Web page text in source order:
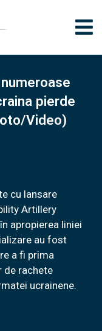
pierde
Video)
cu lansare
Artillery
apropierea liniei
au fost
a fi prima
de rachete
ucrainene.